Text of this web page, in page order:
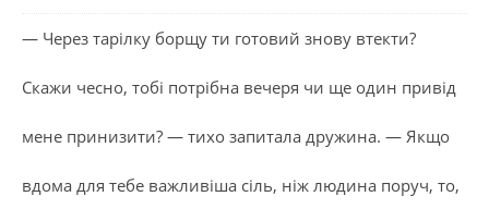
— Через тарілку борщу ти готовий знову втекти?
Скажи чесно, тобі потрібна вечеря чи ще один привід
мене принизити? — тихо запитала дружина. — Якщо
вдома для тебе важливіша сіль, ніж людина поруч, то,